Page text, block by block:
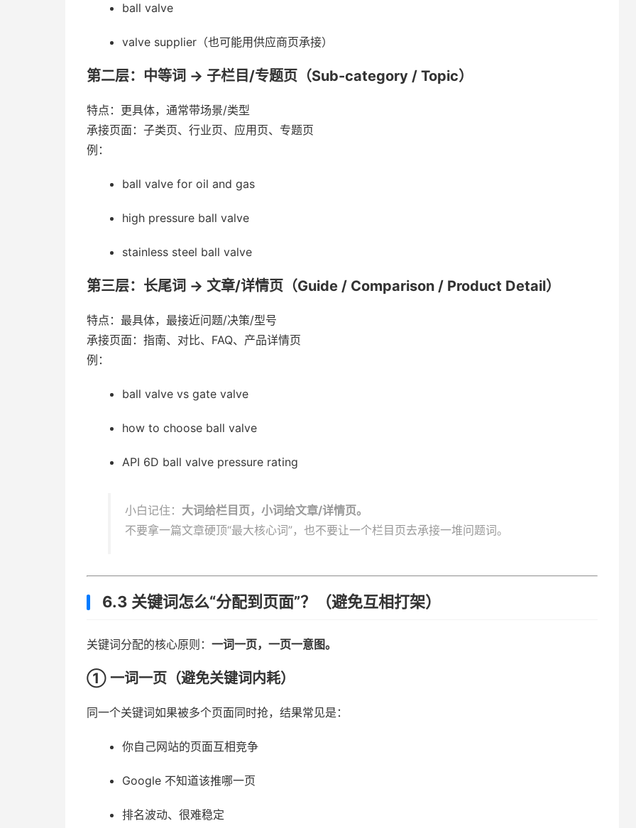
ball valve
valve supplier（也可能用供应商页承接）
第二层：中等词 → 子栏目/专题页（Sub-category / Topic）
特点：更具体，通常带场景/类型
承接页面：子类页、行业页、应用页、专题页
例：
ball valve for oil and gas
high pressure ball valve
stainless steel ball valve
第三层：长尾词 → 文章/详情页（Guide / Comparison / Product Detail）
特点：最具体，最接近问题/决策/型号
承接页面：指南、对比、FAQ、产品详情页
例：
ball valve vs gate valve
how to choose ball valve
API 6D ball valve pressure rating
小白记住： 大词给栏目页，小词给文章/详情页。
不要拿一篇文章硬顶“最大核心词”，也不要让一个栏目页去承接一堆问题词。
6.3 关键词怎么“分配到页面”？（避免互相打架）
关键词分配的核心原则： 一词一页，一页一意图。
① 一词一页（避免关键词内耗）
同一个关键词如果被多个页面同时抢，结果常见是：
你自己网站的页面互相竞争
Google 不知道该推哪一页
排名波动、很难稳定